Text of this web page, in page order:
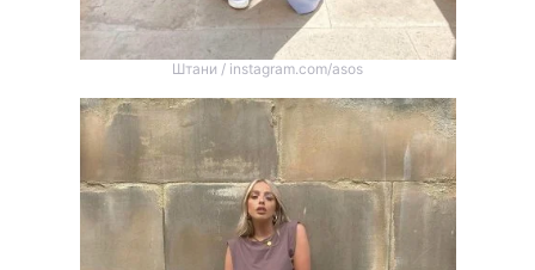
Штани / instagram.com/asos